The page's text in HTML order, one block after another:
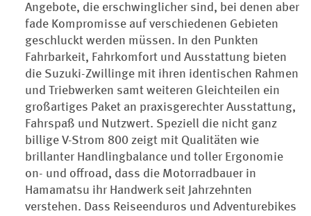
Angebote, die erschwinglicher sind, bei denen aber
fade Kompromisse auf verschiedenen Gebieten
geschluckt werden müssen. In den Punkten
Fahrbarkeit, Fahrkomfort und Ausstattung bieten
die Suzuki-Zwillinge mit ihren identischen Rahmen
und Triebwerken samt weiteren Gleichteilen ein
großartiges Paket an praxisgerechter Ausstattung,
Fahrspaß und Nutzwert. Speziell die nicht ganz
billige V-Strom 800 zeigt mit Qualitäten wie
brillanter Handlingbalance und toller Ergonomie
on- und offroad, dass die Motorradbauer in
Hamamatsu ihr Handwerk seit Jahrzehnten
verstehen. Dass Reiseenduros und Adventurebikes